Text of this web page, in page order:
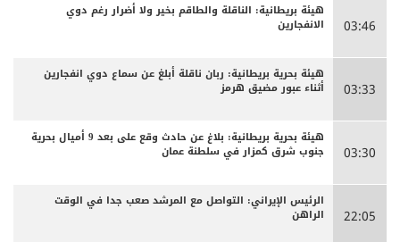
03:46
هيئة بريطانية: الناقلة والطاقم بخير ولا أضرار رغم دوي
الانفجارين
03:33
هيئة بحرية بريطانية: ربان ناقلة أبلغ عن سماع دوي انفجارين
أثناء عبور مضيق هرمز
03:30
هيئة بحرية بريطانية: بلاغ عن حادث وقع على بعد 9 أميال بحرية
جنوب شرق كمزار في سلطنة عمان
22:05
الرئيس الإيراني: التواصل مع المرشد صعب جدا في الوقت
الراهن